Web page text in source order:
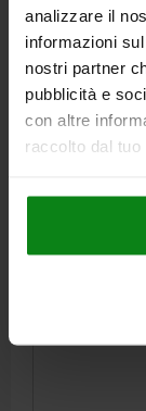
analizzare il
informazioni
nostri partner
pubblicità e
con altre
raccolto dal
FORMA=B
D1=35 D2=18
Numero
+ IVA